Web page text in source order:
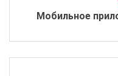
Мобильное